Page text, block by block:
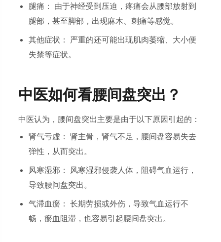
腿痛： 由于神经受到压迫，疼痛会从腰部放射到
腿部，甚至脚部，出现麻木、刺痛等感觉。
其他症状： 严重的还可能出现肌肉萎缩、大小便
失禁等症状。
中医如何看腰间盘突出？
中医认为，腰间盘突出主要是由于以下原因引起的：
肾气亏虚： 肾主骨，肾气不足，腰间盘容易失去
弹性，从而突出。
风寒湿邪： 风寒湿邪侵袭人体，阻碍气血运行，
导致腰间盘突出。
气滞血瘀： 长期劳损或外伤，导致气血运行不
畅，瘀血阻滞，也容易引起腰间盘突出。